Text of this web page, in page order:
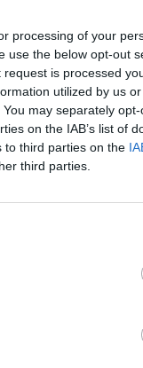
processing of your
use the below opt-out
is processed
utilized by us
may separately
on the IAB’s list of
to third parties on the
third parties.
recupere